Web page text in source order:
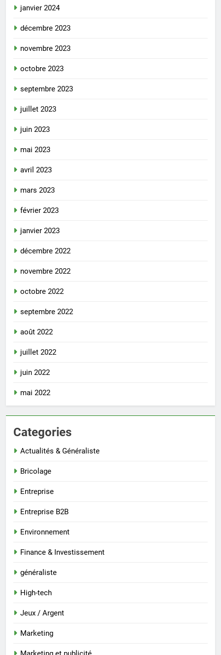
janvier 2024
décembre 2023
novembre 2023
octobre 2023
septembre 2023
juillet 2023
juin 2023
mai 2023
avril 2023
mars 2023
février 2023
janvier 2023
décembre 2022
novembre 2022
octobre 2022
septembre 2022
août 2022
juillet 2022
juin 2022
mai 2022
Categories
Actualités & Généraliste
Bricolage
Entreprise
Entreprise B2B
Environnement
Finance & Investissement
généraliste
High-tech
Jeux / Argent
Marketing